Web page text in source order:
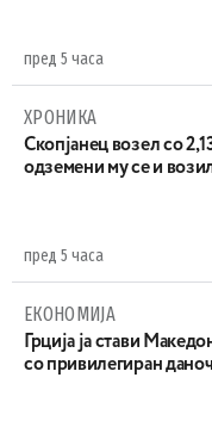
пред 5 часа
ХРОНИКА
Скопјанец возел со
одземени му се и
пред 5 часа
ЕКОНОМИЈА
Грција ја стави
со привилегиран